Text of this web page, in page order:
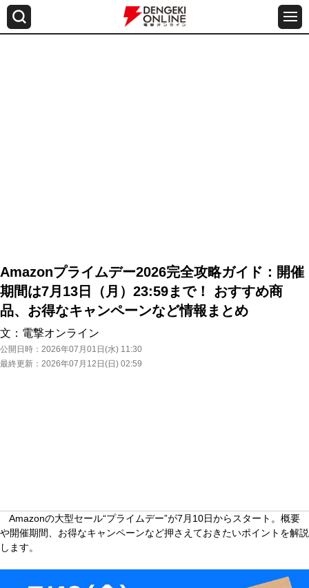
Amazonプライムデー2026完全攻略ガイド：開催
期間は7月13日（月）23:59まで！ おすすめ商
品、お得なキャンペーンなど情報まとめ
文： 電撃オンライン
公開日時： 2026年07月01日(水) 11:30
最終更新： 2026年07月12日(日) 02:59
Amazonの大型セール“プライムデー”が7月10日からスタート。概要
や開催期間、お得なキャンペーンなど押さえておきたいポイントを解説
します。